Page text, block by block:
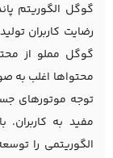
گوگل الگوریتم
رضایت کاربران
گوگل مملو از
محتواها اغلب به
توجه موتورهای
مفید به
الگوریتمی را